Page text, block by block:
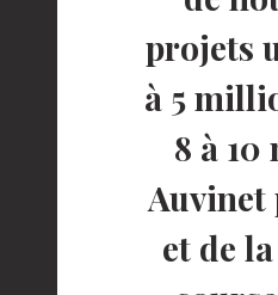
projets
à 5
8 à
Auvinet
et de